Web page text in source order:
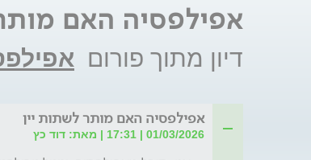
אפילפסיה האם
דיון מתוך פורום
אפילפסיה האם מותר לשתות יין
01/03/2026 | 17:31 | מאת: דוד כץ